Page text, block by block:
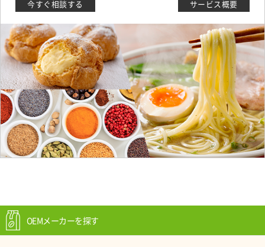
OEMメーカーを探す
今すぐ相談する サービス概要